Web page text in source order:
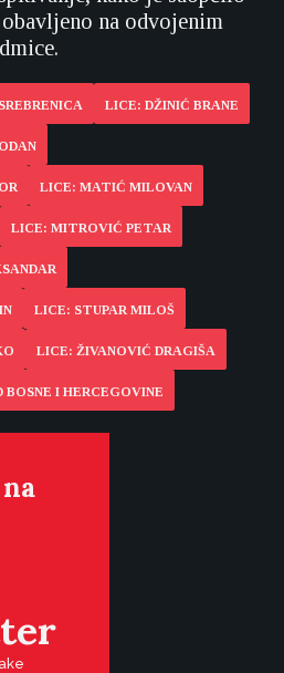
na odvojenim
LICE: DŽINIĆ BRANE
LICE: MATIĆ MILOVAN
LICE: MITROVIĆ PETAR
LICE: STUPAR MILOŠ
LICE: ŽIVANOVIĆ DRAGIŠA
BOSNE I HERCEGOVINE